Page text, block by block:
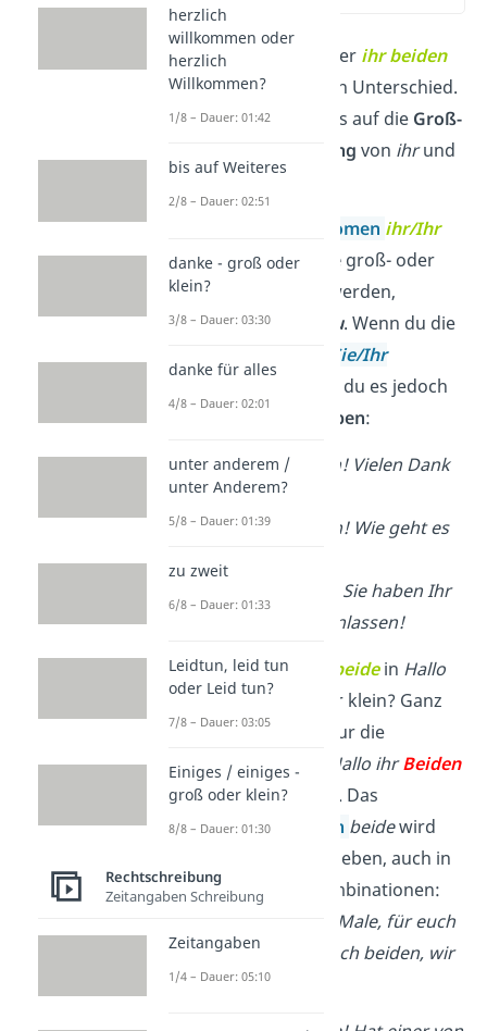
Ob du oder ihr beiden
sagst, macht keinen Unterschied.
Du musst allerdings auf die Groß-
und Kleinschreibung von ihrund
Personalpronomen ihr/Ihr
kann in derAnrede groß- oder
kleingeschrieben werden,
genauso wie
du/Du. Wenn du die
Sie/Ihr
verwendest, musst du es jedoch
großschreiben:
✓Hallo,ihr beiden! Vielen Dank
für die Fotos.
✓Hallo,Ihr
beiden! Wie geht es
Euch?
beide! Sie haben Ihr
Gepäck dort stehenlassen!
Aber schreibst du
beide in Hallo
ihr beidegroß oder klein? Ganz
klar: Hier stimmt nur die
Kleinschreibung
Hallo ihrBeiden
ist demnach
. Das
Indefinitpronomen beidewird
immer kleingeschrieben, auch in
den folgenden Kombinationen:
alles beides, beide Male, für euch
beide, einer von euch beiden, wir
beideetc.
herzlich
willkommen oder
herzlich
Willkommen?
1/8 – Dauer: 01:42
bis auf Weiteres
2/8 – Dauer: 02:51
danke - groß oder
klein?
3/8 – Dauer: 03:30
danke für alles
4/8 – Dauer: 02:01
unter anderem /
unter Anderem?
5/8 – Dauer: 01:39
zu zweit
6/8 – Dauer: 01:33
Leidtun, leid tun
oder Leid tun?
7/8 – Dauer: 03:05
Einiges / einiges -
groß oder klein?
8/8 – Dauer: 01:30
Rechtschreibung
Zeitangaben Schreibung
Zeitangaben
1/4 – Dauer: 05:10